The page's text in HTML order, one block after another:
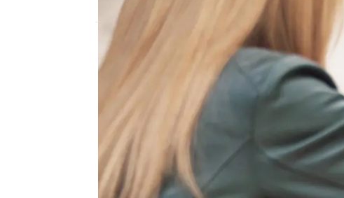
Nova
19 de febrero de 2026, 21:35
Leona acompaña a
Ana Julia, que la saluda
haber hablado de su
llega el joven y le confiesa
de ella.